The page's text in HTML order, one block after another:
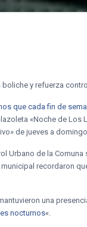
y refuerza
que cada fin de
«Noche de Los
de jueves a
Urbano de la Comuna
recordaron
una
nocturnos«.